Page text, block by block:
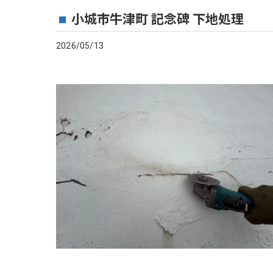
小城市牛津町 記念碑 下地処理
2026/05/13